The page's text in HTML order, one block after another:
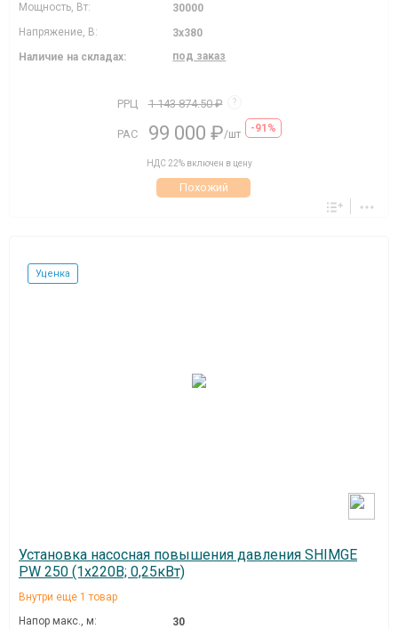
Мощность, Вт:
30000
Напряжение, В:
3х380
Наличие на складах:
под заказ
РРЦ 1 143 874.50 ₽ ?
РАС 99 000 ₽/шт -91%
НДС 22% включен в цену
Похожий
Уценка
Установка насосная повышения давления SHIMGE
PW 250 (1х220В; 0,25кВт)
Внутри еще 1 товар
Напор макс., м:
30